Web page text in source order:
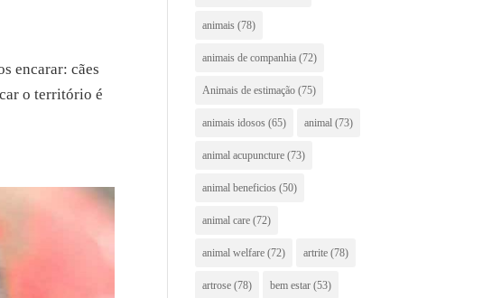
encarar: cães
o território é
animais (78)
animais de companhia (72)
Animais de estimação (75)
animais idosos (65) animal (73)
animal acupuncture (73)
animal beneficios (50)
animal care (72)
animal welfare (72) artrite (78)
artrose (78) bem estar (53)